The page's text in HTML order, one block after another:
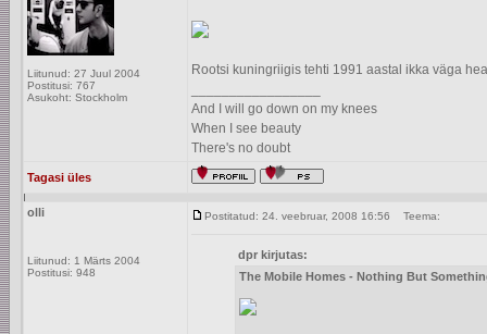
Liitunud: 27 Juul 2004
Postitusi: 767
Asukoht: Stockholm
Rootsi kuningriigis tehti 1991 aastal ikka väga
And I will go down on my knees
When I see beauty
There's no doubt
Tagasi üles
olli
Liitunud: 1 Märts 2004
Postitusi: 948
Postitatud: 24. veebruar, 2008 16:56 Teema:
dpr kirjutas:
The Mobile Homes - Nothing But